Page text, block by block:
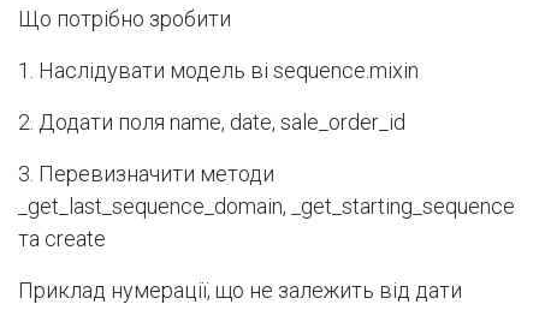
Що потрібно зробити
1. Наслідувати модель ві sequence.mixin
2. Додати поля name, date, sale_order_id
3. Перевизначити методи
_get_last_sequence_domain, _get_starting_sequence
та create
Приклад нумерації, що не залежить від дати